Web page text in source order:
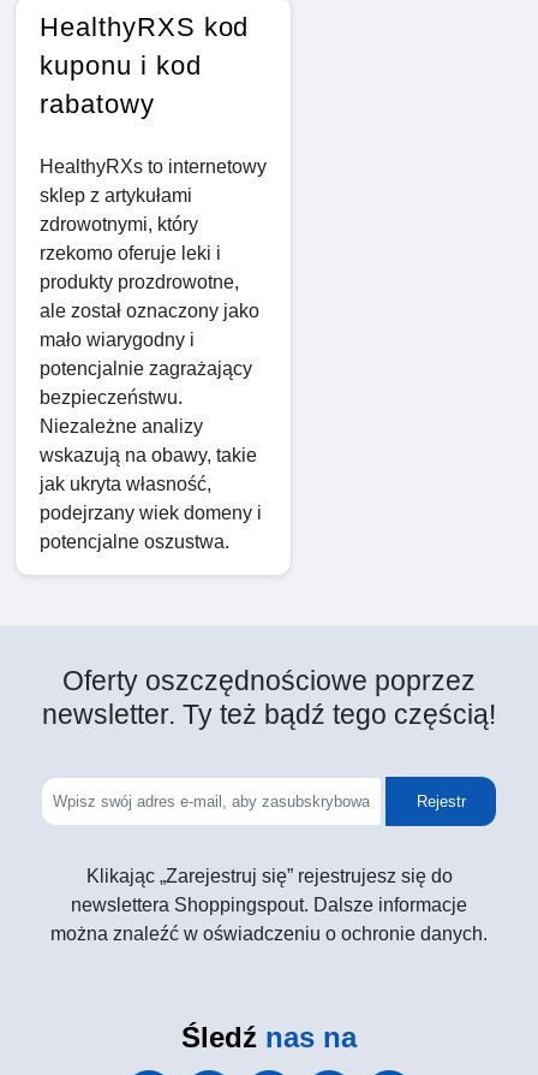
HealthyRXS kod
kuponu i kod
rabatowy
HealthyRXs to internetowy
sklep z artykułami
zdrowotnymi, który
rzekomo oferuje leki i
produkty prozdrowotne,
ale został oznaczony jako
mało wiarygodny i
potencjalnie zagrażający
bezpieczeństwu.
Niezależne analizy
wskazują na obawy, takie
jak ukryta własność,
podejrzany wiek domeny i
potencjalne oszustwa.
Oferty oszczędnościowe poprzez
newsletter. Ty też bądź tego częścią!
Rejestr
Klikając „Zarejestruj się” rejestrujesz się do
newslettera Shoppingspout. Dalsze informacje
można znaleźć w oświadczeniu o ochronie danych.
Śledź nas na